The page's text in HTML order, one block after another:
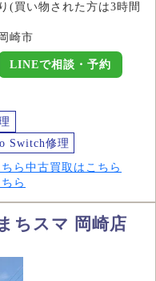
(買い物された方は3時間
崎市
LINEで相談・予約
Switch修理
ら 中古買取はこちら
ら
ちスマ 岡崎店